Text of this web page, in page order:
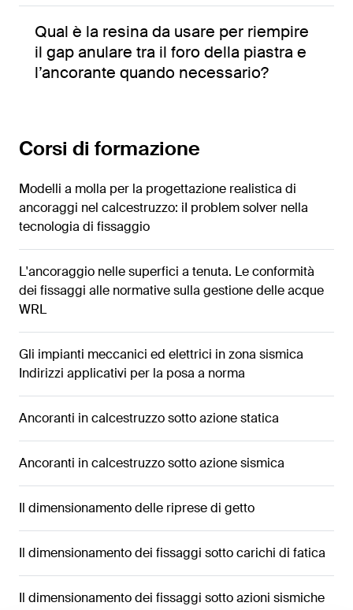
Qual è la resina da usare per riempire
il gap anulare tra il foro della piastra e
l’ancorante quando necessario?
Corsi di formazione
Modelli a molla per la progettazione realistica di
ancoraggi nel calcestruzzo: iI problem solver nella
tecnologia di fissaggio
L'ancoraggio nelle superfici a tenuta. Le conformità
dei fissaggi alle normative sulla gestione delle acque
WRL
Gli impianti meccanici ed elettrici in zona sismica
Indirizzi applicativi per la posa a norma
Ancoranti in calcestruzzo sotto azione statica
Ancoranti in calcestruzzo sotto azione sismica
Il dimensionamento delle riprese di getto
Il dimensionamento dei fissaggi sotto carichi di fatica
Il dimensionamento dei fissaggi sotto azioni sismiche